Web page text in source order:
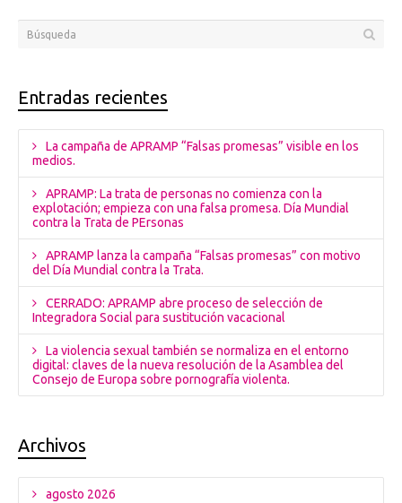
Entradas recientes
La campaña de APRAMP “Falsas promesas” visible en los
medios.
APRAMP: La trata de personas no comienza con la
explotación; empieza con una falsa promesa. Día Mundial
contra la Trata de PErsonas
APRAMP lanza la campaña “Falsas promesas” con motivo
del Día Mundial contra la Trata.
CERRADO: APRAMP abre proceso de selección de
Integradora Social para sustitución vacacional
La violencia sexual también se normaliza en el entorno
digital: claves de la nueva resolución de la Asamblea del
Consejo de Europa sobre pornografía violenta.
Archivos
agosto 2026